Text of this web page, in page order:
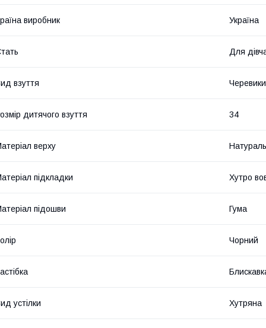
виробник Україна
Для
взуття Черевики
дитячого взуття 34
верху
підкладки Хутро
підошви Гума
Чорний
устілки Хутряна